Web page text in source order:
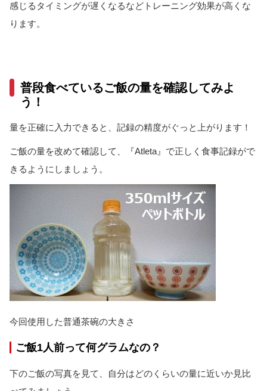
感じるタイミングが遅くなるなどトレーニング効果が高くな
ります。
普段食べているご飯の量を確認してみよ
う！
量を正確に入力できると、記録の精度がぐっと上がります！
ご飯の量を改めて確認して、『Atleta』で正しく食事記録がで
きるようにしましょう。
今回使用した普通茶碗の大きさ
ご飯1人前って何グラムなの？
下のご飯の写真を見て、自分はどのくらいの量に近いか見比